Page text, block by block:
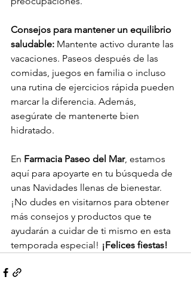
Consejos para mantener un equilibrio
saludable: Mantente activo durante las
vacaciones. Paseos después de las
comidas, juegos en familia o incluso
una rutina de ejercicios rápida pueden
marcar la diferencia. Además,
asegúrate de mantenerte bien
hidratado.
En Farmacia Paseo del Mar, estamos
aquí para apoyarte en tu búsqueda de
unas Navidades llenas de bienestar.
¡No dudes en visitarnos para obtener
más consejos y productos que te
ayudarán a cuidar de ti mismo en esta
temporada especial! ¡Felices fiestas!